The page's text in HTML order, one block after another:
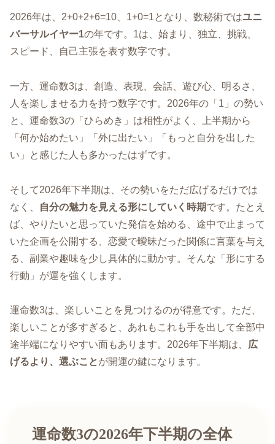
2026年は、2+0+2+6=10、1+0=1となり、数秘術ではユニ
バーサルイヤー1の年です。1は、始まり、独立、挑戦、
スピード、自己主張を表す数字です。
一方、運命数3は、創造、表現、会話、遊び心、明るさ、
人を楽しませる力を持つ数字です。2026年の「1」の勢い
と、運命数3の「ひらめき」は相性がよく、上半期から
「何か始めたい」「外に出たい」「もっと自分を出した
い」と感じた人も多かったはずです。
そして2026年下半期は、その勢いをただ広げるだけでは
なく、
自分の魅力を見える形にしていく時期です。たとえ
ば、やりたいと思っていた発信を始める、途中で止まって
いた企画を公開する、恋愛で曖昧だった関係に言葉を与え
る、副業や趣味を少し具体的に動かす。そんな「形にする
行動」が運を強くします。
運命数3は、楽しいことを見つけるのが得意です。ただ、
楽しいことが多すぎると、あれもこれも手を出して全部中
途半端になりやすい面もあります。2026年下半期は、 広
げるより、選ぶことが開運の鍵になります。
運命数3の2026年下半期の全体